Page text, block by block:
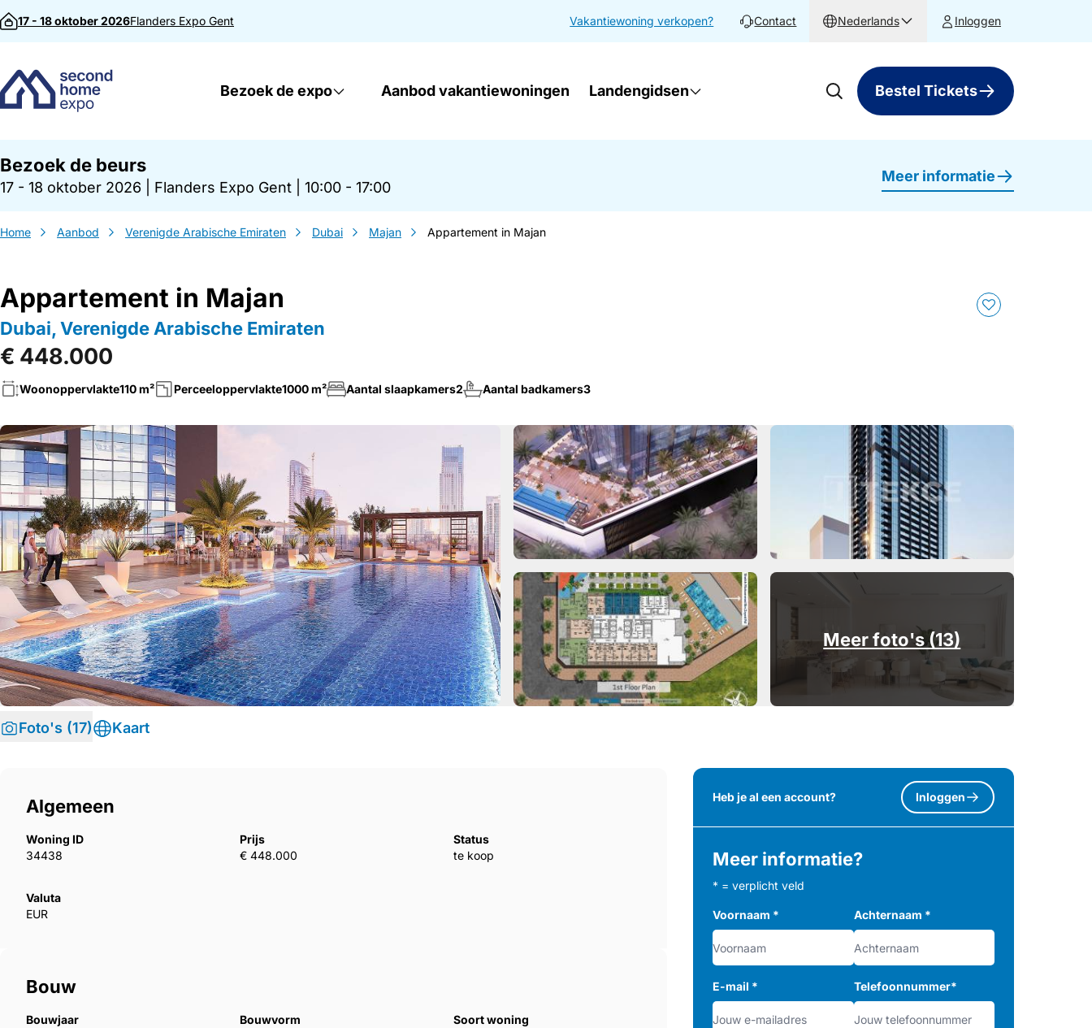
Direct naar inhoud
17 - 18 oktober 2026Flanders Expo Gent Vakantiewoning verkopen? Contact Nederlands Inloggen
Bezoek de expo Aanbod vakantiewoningen Landengidsen Bestel Tickets
Bezoek de beurs
17 - 18 oktober 2026 Flanders Expo Gent 10:00 - 17:00
Meer informatie
Home Aanbod Verenigde Arabische Emiraten Dubai Majan Appartement in Majan
Appartement in Majan
Dubai, Verenigde Arabische Emiraten
€ 448.000
Woonoppervlakte110 m² Perceeloppervlakte1000 m² Aantal slaapkamers2 Aantal badkamers3
Meer foto's (13)
Foto's (17) Kaart
Algemeen
Woning ID
34438
Prijs
€ 448.000
Status
te koop
Valuta
EUR
Bouw
Bouwjaar
Bouwvorm
Soort woning
Heb je al een account? Inloggen
Meer informatie?
* = verplicht veld
Voornaam * Achternaam *
E-mail * Telefoonnummer*